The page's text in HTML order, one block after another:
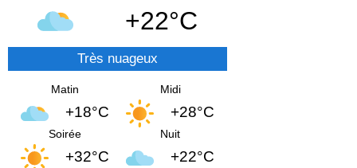
+22°C
Très nuageux
Matin
+18°C
Midi
+28°C
Soirée
+32°C
Nuit
+22°C